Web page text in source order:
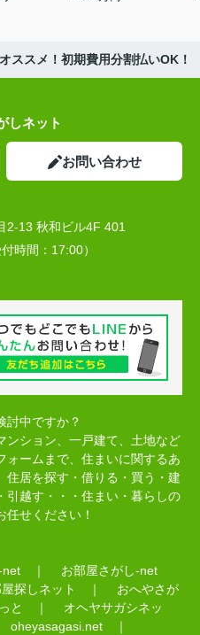
ススメ！初期費用分割払いOK！
しネット
お問い合わせ
2-13 秋和ビル4F 401
時間：17:00）
討中ですか？
ンション、一戸建て、土地など
ォームまで、住まいに関するあ
住居を探す・借りる・買う・建
引越す・・・住まい・暮らしの
せください！
net ｜ お部屋さがし-net
探しネット ｜ おへやさが
と ｜ オヘヤサガシネッ
oheyasagasi.net ｜